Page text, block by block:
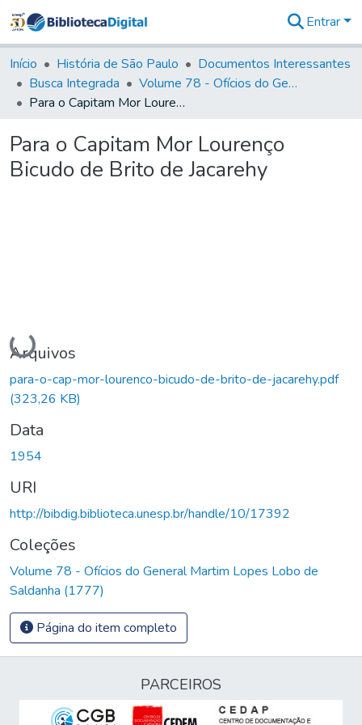
&
Coleções
Tudo na
Biblioteca
Estatísticas
Entrar
Início História de São Paulo
Documentos Interessantes
Busca Integrada
Volume 78 - Ofícios do General Martim Lopes Lobo de Saldanha (1777)
Para o Capitam Mor Lourenço Bicudo de Brito de Jacarehy
Para o Capitam Mor Lourenço
Bicudo de Brito de Jacarehy
Carregando...
Arquivos
para-o-cap-mor-lourenco-bicudo-de-brito-de-jacarehy.pdf
(323,26 KB)
Data
1954
URI
http://bibdig.biblioteca.unesp.br/handle/10/17392
Coleções
Volume 78 - Ofícios do General Martim Lopes Lobo de
Saldanha (1777)
Página do item completo
PARCEIROS